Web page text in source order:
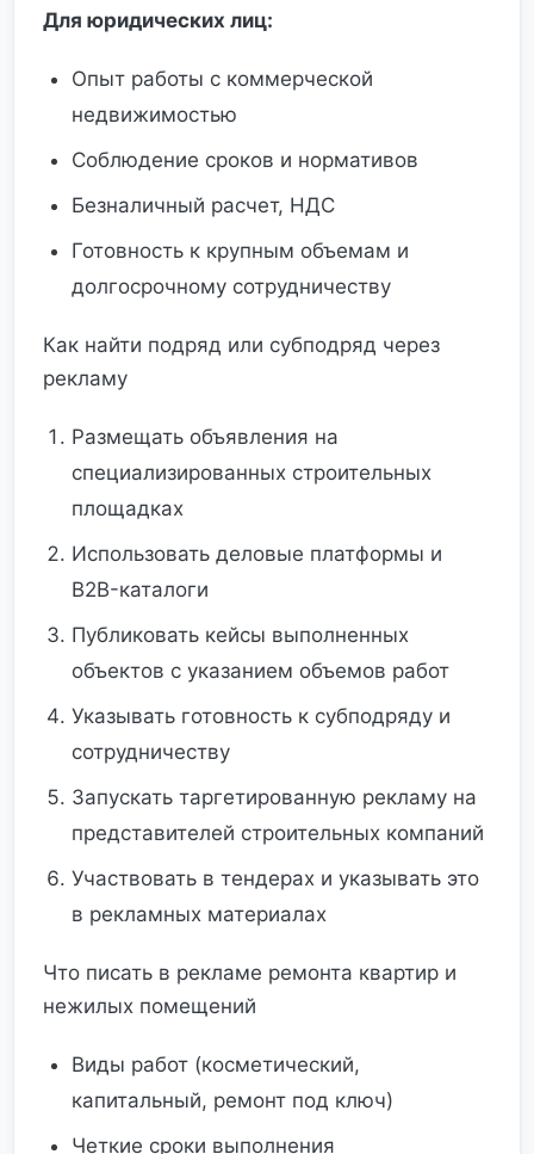
Для юридических лиц:
Опыт работы с коммерческой
недвижимостью
Соблюдение сроков и нормативов
Безналичный расчет, НДС
Готовность к крупным объемам и
долгосрочному сотрудничеству
Как найти подряд или субподряд через
рекламу
Размещать объявления на
специализированных строительных
площадках
Использовать деловые платформы и
B2B-каталоги
Публиковать кейсы выполненных
объектов с указанием объемов работ
Указывать готовность к субподряду и
сотрудничеству
Запускать таргетированную рекламу на
представителей строительных компаний
Участвовать в тендерах и указывать это
в рекламных материалах
Что писать в рекламе ремонта квартир и
нежилых помещений
Виды работ (косметический,
капитальный, ремонт под ключ)
Четкие сроки выполнения